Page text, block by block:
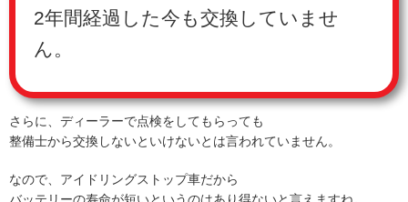
2年間経過した今も交換していませ
ん。
さらに、ディーラーで点検をしてもらっても
整備士から交換しないといけないとは言われていません。
なので、アイドリングストップ車だから